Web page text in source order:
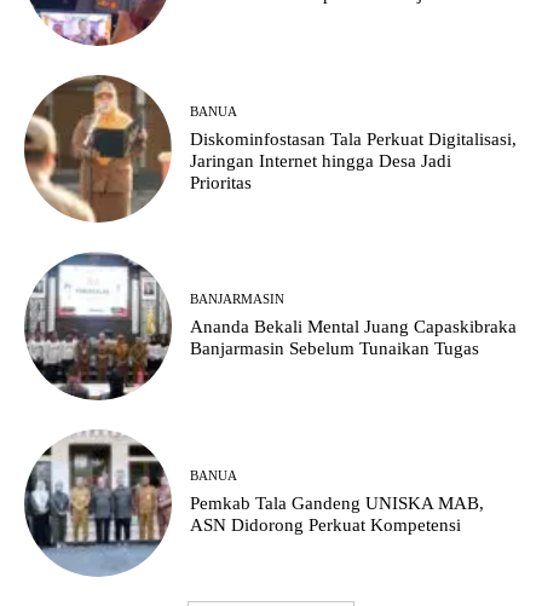
BANUA
Diskominfostasan Tala Perkuat Digitalisasi,
Jaringan Internet hingga Desa Jadi
Prioritas
BANJARMASIN
Ananda Bekali Mental Juang Capaskibraka
Banjarmasin Sebelum Tunaikan Tugas
BANUA
Pemkab Tala Gandeng UNISKA MAB,
ASN Didorong Perkuat Kompetensi